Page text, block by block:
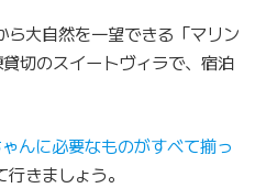
大自然を一望できる「マリン
切のスイートヴィラで、宿泊
んに必要なものがすべて揃っ
きましょう。